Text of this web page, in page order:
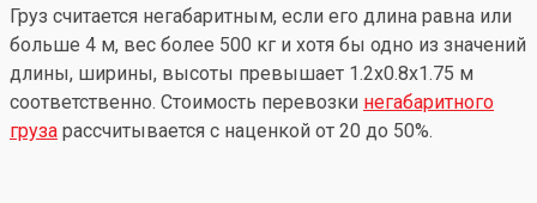
Груз считается негабаритным, если его длина равна или
больше 4 м, вес более 500 кг и хотя бы одно из значений
длины, ширины, высоты превышает 1.2x0.8x1.75 м
соответственно. Стоимость перевозки негабаритного
груза рассчитывается с наценкой от 20 до 50%.